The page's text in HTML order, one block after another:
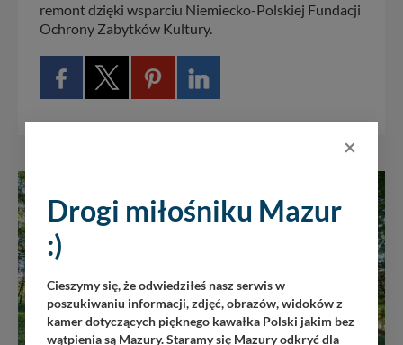
remont dzięki wsparciu Niemiecko-Polskiej Fundacji
Ochrony Zabytków Kultury.
×
Drogi miłośniku Mazur
:)
Cieszymy się, że odwiedziłeś nasz serwis w
poszukiwaniu informacji, zdjęć, obrazów, widoków z
kamer dotyczących pięknego kawałka Polski jakim bez
wątpienia są Mazury. Staramy się Mazury odkryć dla